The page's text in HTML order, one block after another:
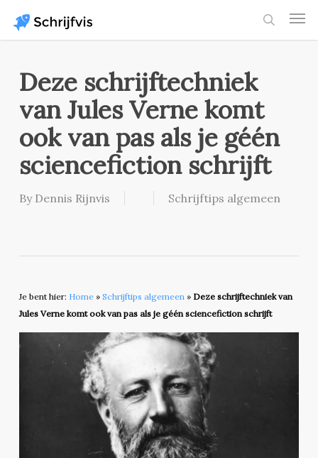
main
Deze schrijftechniek
van Jules Verne komt
ook van pas als je géén
sciencefiction schrijft
By Dennis Rijnvis Schrijftips algemeen
Je bent hier: Home» Schrijftips algemeen» Deze schrijftechniek van
Jules Verne komt ook van pas als je géén sciencefiction schrijft